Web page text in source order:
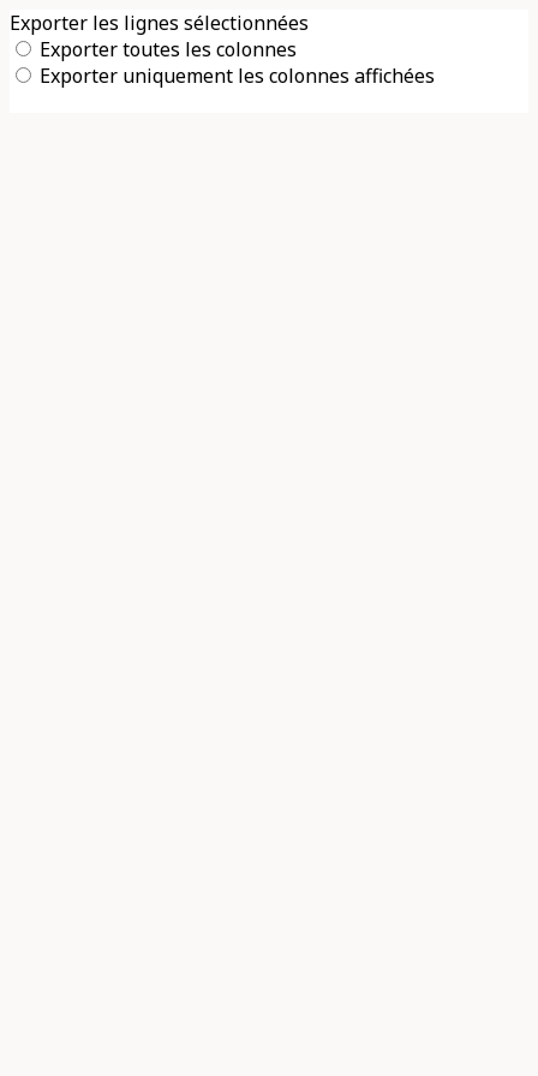
Exporter les lignes sélectionnées
Exporter toutes les colonnes
Exporter uniquement les colonnes affichées